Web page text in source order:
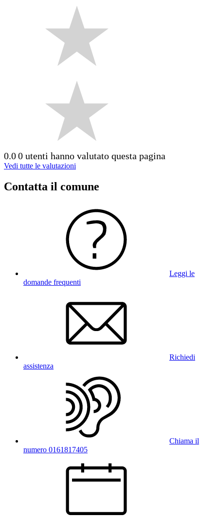
0.00 utenti hanno valutato questa pagina
Vedi tutte le valutazioni
Contatta il comune
Leggi le
domande frequenti
Richiedi
assistenza
Chiama il
numero 0161817405